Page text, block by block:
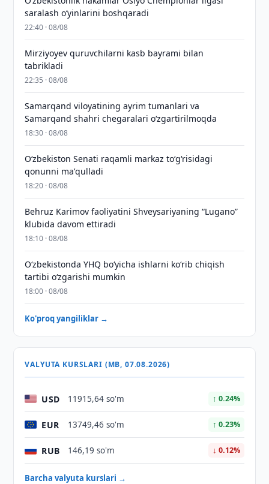
saralash o‘yinlarini boshqaradi
22:40 · 08/08
Mirziyoyev quruvchilarni kasb bayrami bilan
tabrikladi
22:35 · 08/08
Samarqand viloyatining ayrim tumanlari va
Samarqand shahri chegaralari oʻzgartirilmoqda
18:30 · 08/08
Oʻzbekiston Senati raqamli markaz toʻgʻrisidagi
qonunni maʼqulladi
18:20 · 08/08
Behruz Karimov faoliyatini Shveysariyaning “Lugano”
klubida davom ettiradi
18:10 · 08/08
O‘zbekistonda YHQ bo‘yicha ishlarni ko‘rib chiqish
tartibi o‘zgarishi mumkin
18:00 · 08/08
Ko'proq yangiliklar →
VALYUTA KURSLARI (MB, 07.08.2026)
USD 11915,64 so'm ↑ 0.24%
EUR 13749,46 so'm ↑ 0.23%
RUB 146,19 so'm ↓ 0.12%
Barcha valyuta kurslari →